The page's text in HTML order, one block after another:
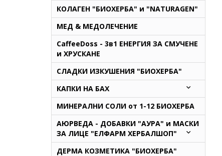
КОЛАГЕН "БИОХЕРБА" и "NATURAGEN"
МЕД & МЕДОЛЕЧЕНИЕ
CaffeeDoss - 3в1 ЕНЕРГИЯ ЗА СМУЧЕНЕ
и ХРУСКАНЕ
СЛАДКИ ИЗКУШЕНИЯ "БИОХЕРБА"
КАПКИ НА БАХ
МИНЕРАЛНИ СОЛИ от 1-12 БИОХЕРБА
AЮРВЕДА - ДОБАВКИ "АУРА" и МАСКИ
ЗА ЛИЦЕ "ЕЛФАРМ ХЕРБАЛШОП"
ДЕРМА КОЗМЕТИКА "БИОХЕРБА"